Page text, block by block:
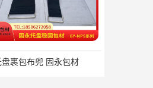
蔬菜透气运输固定